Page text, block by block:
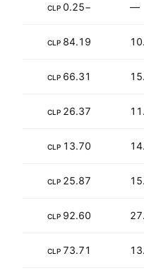
—
−0.25
CLP
84.19
CLP
66.31
CLP
26.37
CLP
13.70
CLP
25.87
CLP
92.60
CLP
73.71
CLP